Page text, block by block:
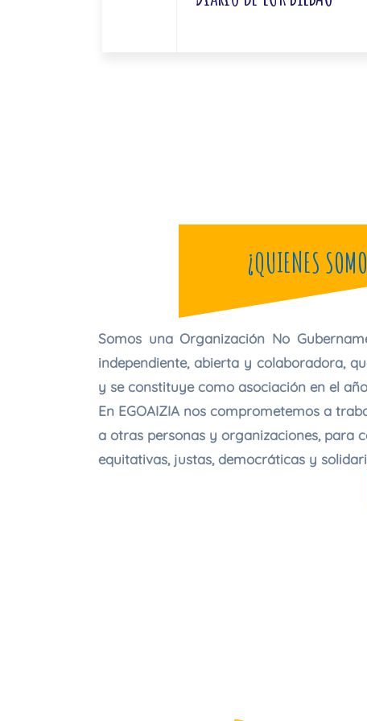
¿QUIENES
Somos una Organización No
independiente, abierta y colaboradora,
y se constituye como asociación en el
En EGOAIZIA nos comprometemos a
a otras personas y organizaciones, para
equitativas, justas, democráticas y